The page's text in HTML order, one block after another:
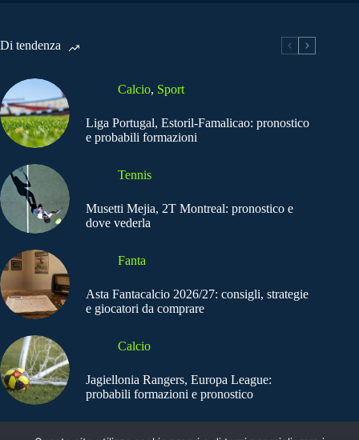
Di tendenza
Calcio, Sport
Liga Portugal, Estoril-Famalicao: pronostico
e probabili formazioni
Tennis
Musetti Mejia, 2T Montreal: pronostico e
dove vederla
Fanta
Asta Fantacalcio 2026/27: consigli, strategie
e giocatori da comprare
Calcio
Jagiellonia Rangers, Europa League:
probabili formazioni e pronostico